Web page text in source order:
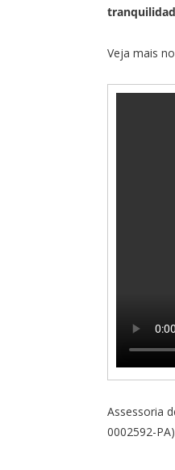
Veja mais
Assessoria
0002592-